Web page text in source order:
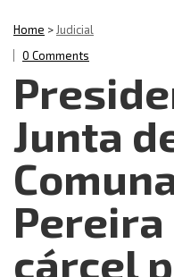
Home >Judicial
0 Comments
Junta
cárcel